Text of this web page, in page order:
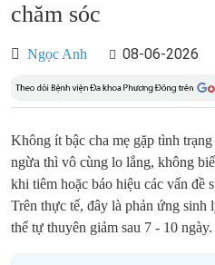
chăm sóc
Ngọc Anh 08-06-2026
Không ít bậc cha mẹ gặp tình
ngừa thì vô cùng lo lắng, không
khi tiêm hoặc báo hiệu các vấn đề
Trên thực tế, đây là phản ứng sinh
thể tự thuyên giảm sau 7 - 10 ngày.